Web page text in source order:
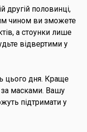
другій половинці,
чином ви зможете
а стоунки лише
відвертими у
цього дня. Краще
за масками. Вашу
підтримати у